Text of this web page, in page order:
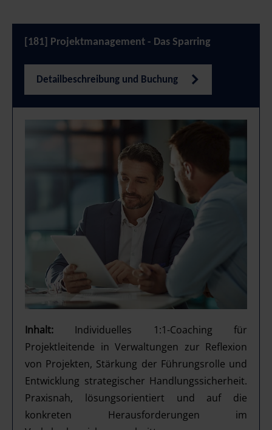
[181] Projektmanagement - Das Sparring
Detailbeschreibung und Buchung
Inhalt: Individuelles 1:1-Coaching für
Projektleitende in Verwaltungen zur Reflexion
von Projekten, Stärkung der Führungsrolle und
Entwicklung strategischer Handlungssicherheit.
Praxisnah, lösungsorientiert und auf die
konkreten Herausforderungen im